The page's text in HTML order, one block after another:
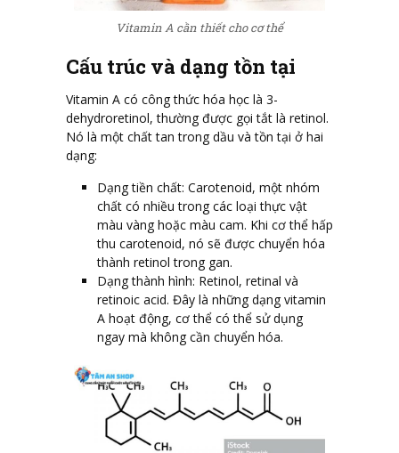
Vitamin A cần thiết cho cơ thể
Cấu trúc và dạng tồn tại
Vitamin A có công thức hóa học là 3-
dehydroretinol, thường được gọi tắt là retinol.
Nó là một chất tan trong dầu và tồn tại ở hai
dạng:
Dạng tiền chất: Carotenoid, một nhóm
chất có nhiều trong các loại thực vật
màu vàng hoặc màu cam. Khi cơ thể hấp
thu carotenoid, nó sẽ được chuyển hóa
thành retinol trong gan.
Dạng thành hình: Retinol, retinal và
retinoic acid. Đây là những dạng vitamin
A hoạt động, cơ thể có thể sử dụng
ngay mà không cần chuyển hóa.